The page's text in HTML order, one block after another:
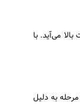
می‌آید. با
به دلیل